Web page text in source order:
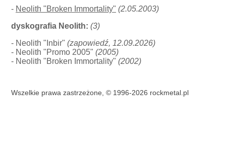
- Neolith "Broken Immortality" (2.05.2003)
dyskografia Neolith: (3)
- Neolith "Inbir"(zapowiedź, 12.09.2026)
- Neolith "Promo 2005"(2005)
- Neolith "Broken Immortality"(2002)
Wszelkie prawa zastrzeżone, © 1996-2026 rockmetal.pl